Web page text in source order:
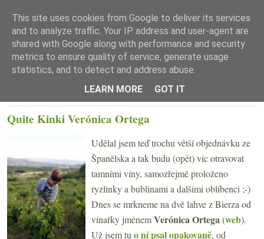
☰ Menu
Quite Kinki Verónica Ortega
Udělal jsem teď trochu větší objednávku ze
Španělska a tak budu (opět) víc otravovat
tamními víny, samozřejmě proloženo
ryzlinky a bublinami a dalšími oblíbenci ;-)
Dnes se mrkneme na dvě lahve z Bierza od
vinařky jménemVerónica Ortega(web).
Už jsem tu o ní psal opakovaně, od
This site uses cookies from Google to deliver its services
and to analyze traffic. Your IP address and user-agent are
shared with Google along with performance and security
metrics to ensure quality of service, generate usage
statistics, and to detect and address abuse.
LEARN MORE
GOT IT